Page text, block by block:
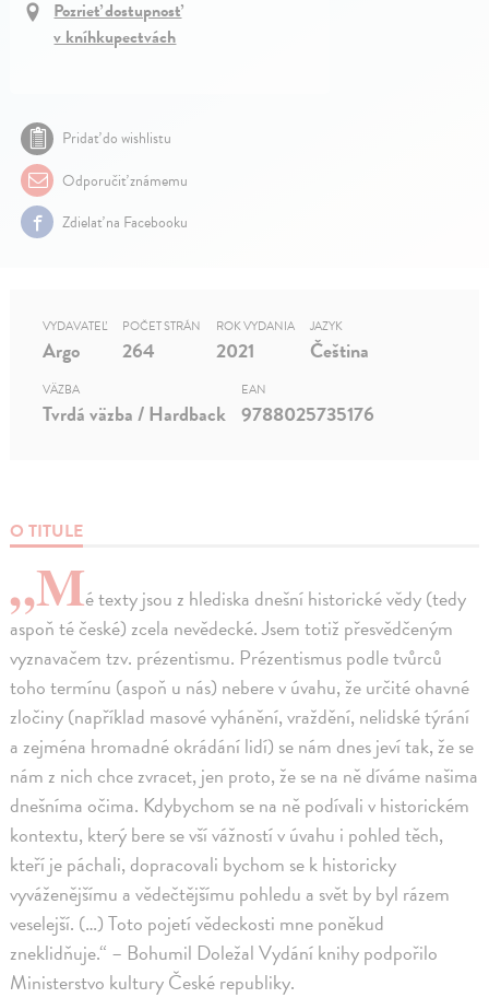
Pozrieť dostupnosť
v kníhkupectvách
Pridať do wishlistu
Odporučiť známemu
Zdielať na Facebooku
O TITULE
„Mé texty jsou z hlediska dnešní historické vědy (tedy
aspoň té české) zcela nevědecké. Jsem totiž přesvědčeným
vyznavačem tzv. prézentismu. Prézentismus podle tvůrců
toho termínu (aspoň u nás) nebere v úvahu, že určité ohavné
zločiny (například masové vyhánění, vraždění, nelidské týrání
a zejména hromadné okrádání lidí) se nám dnes jeví tak, že se
nám z nich chce zvracet, jen proto, že se na ně díváme našima
dnešníma očima. Kdybychom se na ně podívali v historickém
kontextu, který bere se vší vážností v úvahu i pohled těch,
kteří je páchali, dopracovali bychom se k historicky
vyváženějšímu a vědečtějšímu pohledu a svět by byl rázem
veselejší. (…) Toto pojetí vědeckosti mne poněkud
zneklidňuje.“ – Bohumil Doležal Vydání knihy podpořilo
Ministerstvo kultury České republiky.
VYDAVATEĽ
Argo
POČET STRÁN
264
ROK VYDANIA
2021
JAZYK
Čeština
VÄZBA
Tvrdá väzba / Hardback
EAN
9788025735176